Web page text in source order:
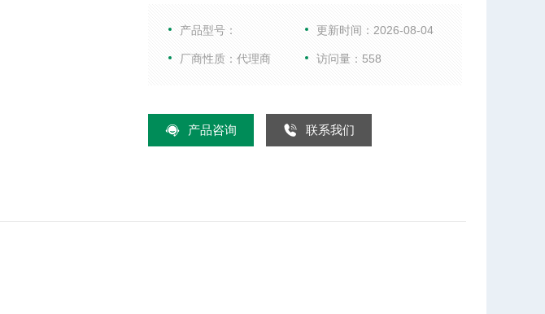
波配件等。
产品型号： 更新时间：2026-08-04
厂商性质：代理商 访问量：558
产品咨询 联系我们